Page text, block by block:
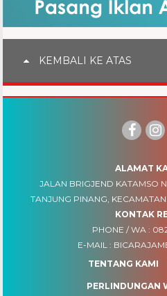
KEMBALI KE ATAS
ALAMAT
JALAN BRIGJEND KATAMSO
TANJUNG PINANG,
KONTAK
PHONE / WA :
E-MAIL :
TENTANG KAMI
PERLINDUNGAN